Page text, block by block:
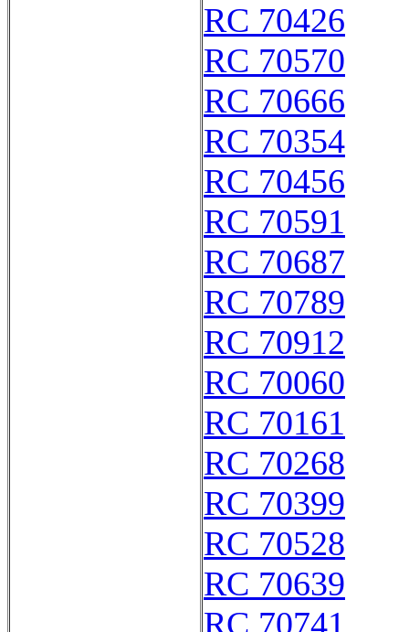
RC 70426
RC 70570
RC 70666
RC 70354
RC 70456
RC 70591
RC 70687
RC 70789
RC 70912
RC 70060
RC 70161
RC 70268
RC 70399
RC 70528
RC 70639
RC 70741